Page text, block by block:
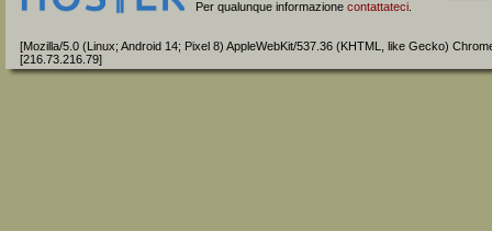
Per qualunque informazione contattateci.
[Mozilla/5.0 (Linux; Android 14; Pixel 8) AppleWebKit/537.36 (KHTML, like Gecko)
[216.73.216.79]